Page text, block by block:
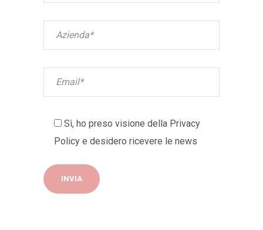
Sì, ho preso visione della Privacy
Policy e desidero ricevere le news